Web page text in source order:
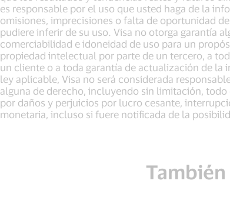
es responsable por el uso que usted haga de la
omisiones, imprecisiones o falta de oportunidad
pudiere inferir de su uso. Visa no otorga garantía
comerciabilidad e idoneidad de uso para un
propiedad intelectual por parte de un tercero, a
un cliente o a toda garantía de actualización de
ley aplicable, Visa no será considerada
alguna de derecho, incluyendo sin limitación,
por daños y perjuicios por lucro cesante,
monetaria, incluso si fuere notificada de la